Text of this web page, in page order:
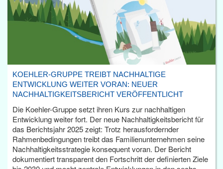
KOEHLER-GRUPPE TREIBT NACHHALTIGE
ENTWICKLUNG WEITER VORAN: NEUER
NACHHALTIGKEITSBERICHT VERÖFFENTLICHT
Die Koehler-Gruppe setzt ihren Kurs zur nachhaltigen
Entwicklung weiter fort. Der neue Nachhaltigkeitsbericht für
das Berichtsjahr 2025 zeigt: Trotz herausfordernder
Rahmenbedingungen treibt das Familienunternehmen seine
Nachhaltigkeitsstrategie konsequent voran. Der Bericht
dokumentiert transparent den Fortschritt der definierten Ziele